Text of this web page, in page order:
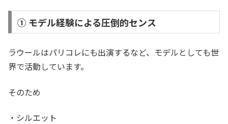
① モデル経験による圧倒的センス
ラウールはパリコレにも出演するなど、モデルとしても世
界で活動しています。
そのため
・シルエット